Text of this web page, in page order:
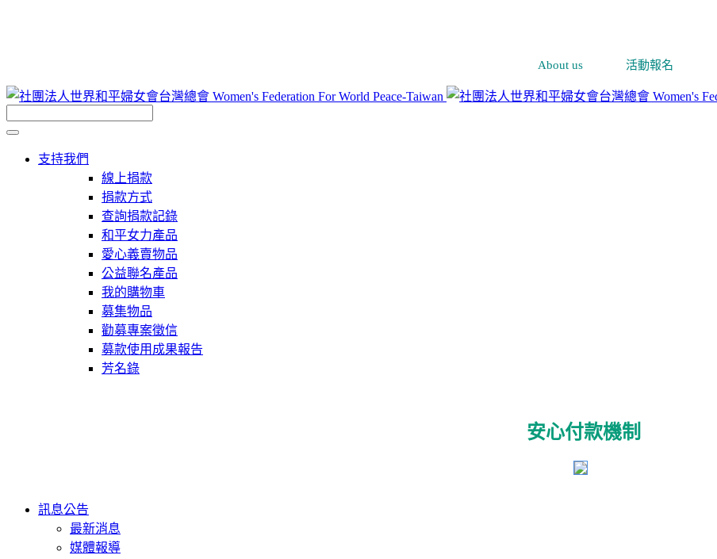
About us 活動報名
支持我們
線上捐款
捐款方式
查詢捐款記錄
和平女力產品
愛心義賣物品
公益聯名產品
我的購物車
募集物品
勸募專案徵信
募款使用成果報告
芳名錄
安心付款機制
訊息公告
最新消息
媒體報導